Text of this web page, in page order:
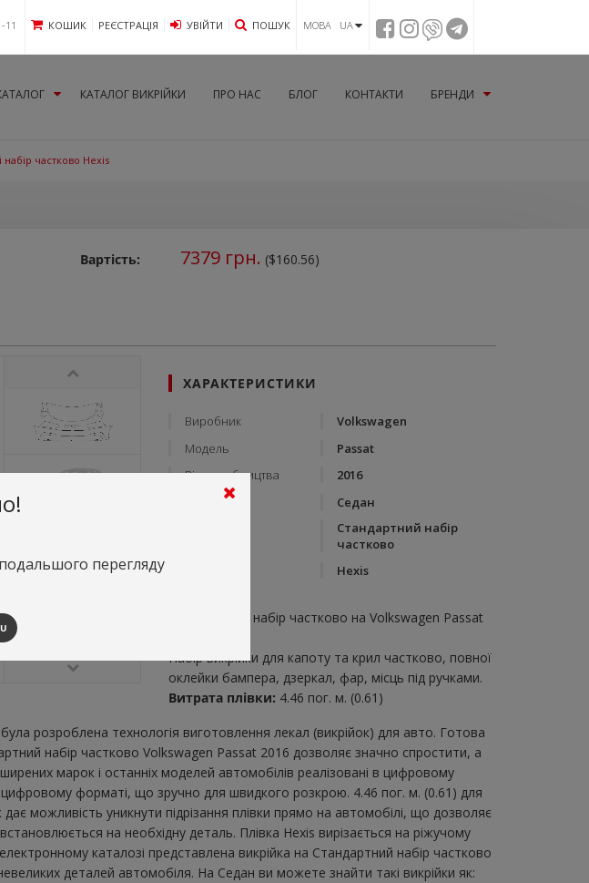
11 КОШИК РЕЄСТРАЦІЯ УВIЙТИ ПОШУК МОВА UA
КАТАЛОГ ВИКРІЙКИ ПРО НАС БЛОГ КОНТАКТИ БРЕНДИ
частково Hexis
Вартість: 7379грн. ($160.56)
ХАРАКТЕРИСТИКИ
Виробник
Volkswagen
Модель
Passat
Рік виробництва
2016
Тип кузову
Седан
Стандартний набір
частково
Hexis
Стандартний набір частково на Volkswagen Passat
Набір викрійки для капоту та крил частково, повної
оклейки бампера, дзеркал, фар, місць під ручками.
Витрата плівки: 4.46 пог. м. (0.61)
розроблена технологія виготовлення лекал (викрійок) для авто. Готова
набір частково Volkswagen Passat 2016 дозволяє значно спростити, а
марок і останніх моделей автомобілів реалізовані в цифровому
форматі, що зручно для швидкого розкрою. 4.46 пог. м. (0.61) для
можливість уникнути підрізання плівки прямо на автомобілі, що дозволяє
на необхідну деталь. Плівка Hexis вирізається на ріжучому
каталозі представлена ​​викрійка на Стандартний набір частково
деталей автомобіля. На Седан ви можете знайти такі викрійки як:
перегляду